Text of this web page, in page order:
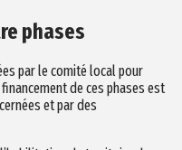
phases
par le comité local pour
de ces phases est
et par des